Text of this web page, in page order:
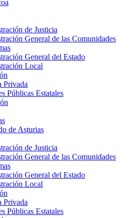
de Justicia
General de las Comunidades
General del Estado
Local
Privada
Públicas Estatales
de Asturias
de Justicia
General de las Comunidades
General del Estado
Local
Privada
Públicas Estatales